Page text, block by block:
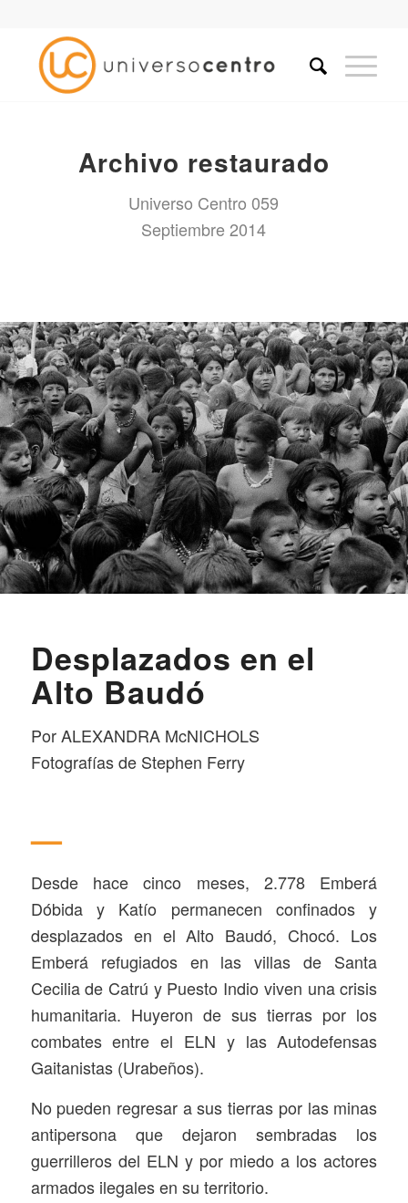
Archivo restaurado
Universo Centro 059
Septiembre 2014
Desplazados en el
Alto Baudó
Por ALEXANDRA McNICHOLS
Fotografías de Stephen Ferry
—
Desde hace cinco meses, 2.778 Emberá
Dóbida y Katío permanecen confinados y
desplazados en el Alto Baudó, Chocó. Los
Emberá refugiados en las villas de Santa
Cecilia de Catrú y Puesto Indio viven una crisis
humanitaria. Huyeron de sus tierras por los
combates entre el ELN y las Autodefensas
Gaitanistas (Urabeños).
No pueden regresar a sus tierras por las minas
antipersona que dejaron sembradas los
guerrilleros del ELN y por miedo a los actores
armados ilegales en su territorio.